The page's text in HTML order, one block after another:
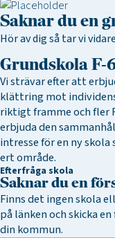
Saknar du en
Hör av dig så tar vi
Grundskola F-
Vi strävar efter att
klättring mot
riktigt framme och fler
erbjuda den
intresse för en ny
ert område.
Efterfråga skola
Saknar du en
Finns det ingen skola
på länken och skicka
din kommun.